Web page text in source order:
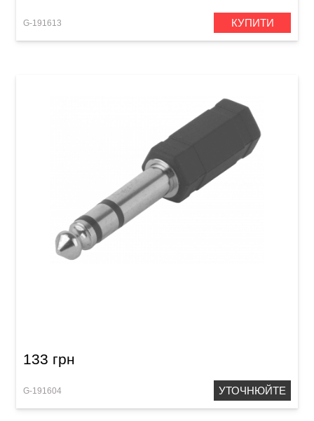
G-191613 КУПИТИ
133 грн
G-191604 УТОЧНЮЙТЕ